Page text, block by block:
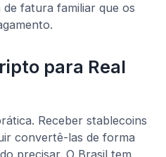
fatura familiar que os
para Real
Receber stablecoins
convertê-las de forma